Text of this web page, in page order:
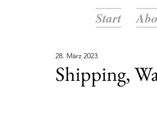
Start
Shipping,
28. März 2023